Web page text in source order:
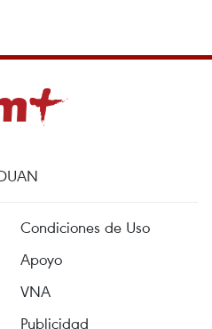
Condiciones de Uso
Apoyo
VNA
Publicidad